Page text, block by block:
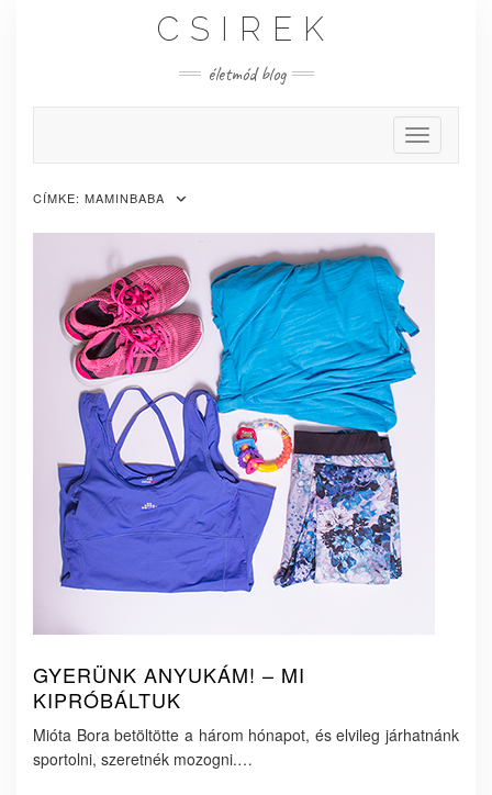
CSIREK
életmód blog
Toggle
CÍMKE: MAMINBABA
GYERÜNK ANYUKÁM! – MI
KIPRÓBÁLTUK
Mióta Bora betöltötte a három hónapot, és elvileg járhatnánk
sportolni, szeretnék mozogni.…